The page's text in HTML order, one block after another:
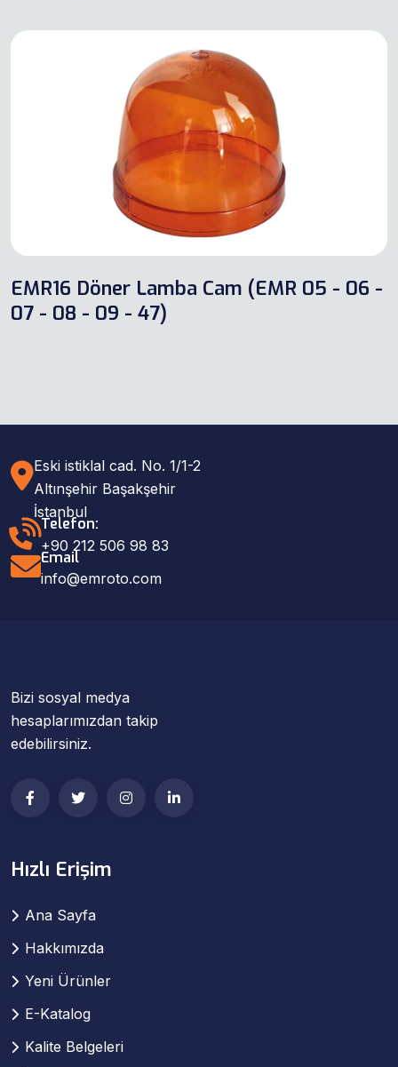
EMR16 Döner Lamba Cam (EMR 05 - 06 -
07 - 08 - 09 - 47)
Eski istiklal cad. No. 1/1-2
Altınşehir Başakşehir
İstanbul
Telefon:
+90 212 506 98 83
Email
info@emroto.com
Bizi sosyal medya
hesaplarımızdan takip
edebilirsiniz.
Hızlı Erişim
Ana Sayfa
Hakkımızda
Yeni Ürünler
E-Katalog
Kalite Belgeleri